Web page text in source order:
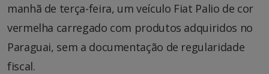
manhã de terça-feira, um veículo Fiat Palio de cor
vermelha carregado com produtos adquiridos no
Paraguai, sem a documentação de regularidade
fiscal.